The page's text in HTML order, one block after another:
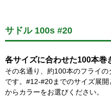
サドル 100s #20
各サイズに合わせた100本巻
その名通り、約100本のフライ
です。#12-#20までのサイズ展
からカラーをお選びください。